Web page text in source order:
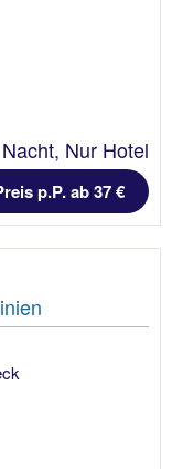
Nur Hotel
p.P. ab 37 €